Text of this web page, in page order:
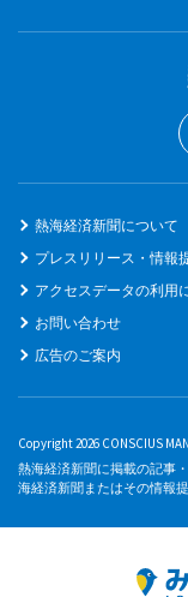
熱海経済新聞について
プレスリリース・情報
アクセスデータの利用
お問い合わせ
広告のご案内
Copyright 2026 CONSCIUS
熱海経済新聞に掲載の記事
海経済新聞またはその情報